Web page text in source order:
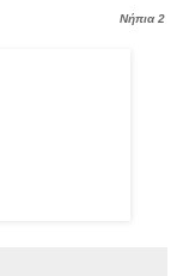
Νήπια 2